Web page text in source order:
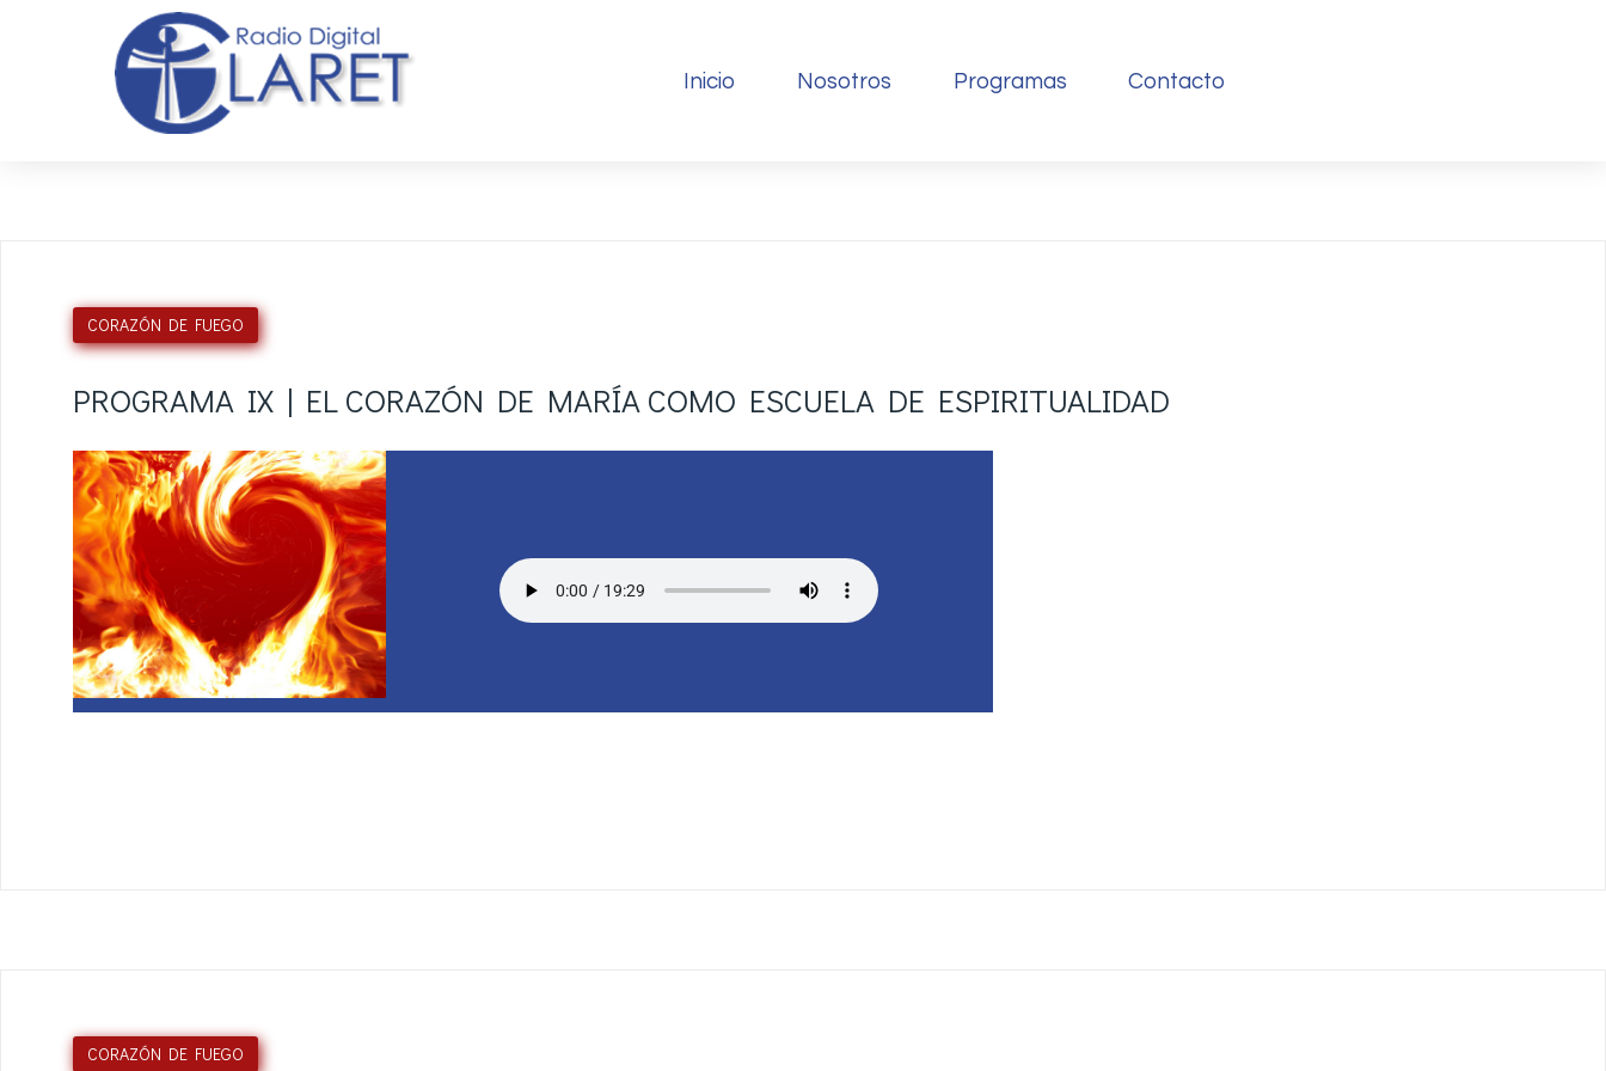
Inicio Nosotros Programas Contacto
CORAZÓN DE FUEGO
PROGRAMA IX | EL CORAZÓN DE MARÍA COMO ESCUELA DE ESPIRITUALIDAD
CORAZÓN DE FUEGO